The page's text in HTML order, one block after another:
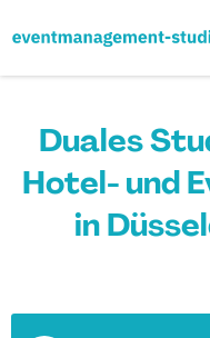
Duales
Hotel- und
in